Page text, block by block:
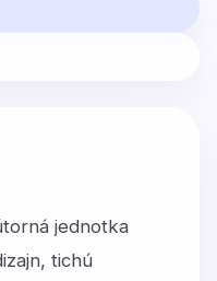
jednotka
tichú